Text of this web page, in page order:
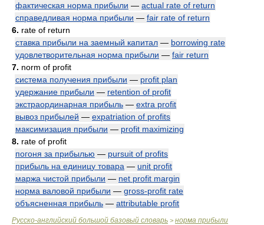
фактическая норма прибыли — actual rate of return
справедливая норма прибыли — fair rate of return
6. rate of return
ставка прибыли на заемный капитал — borrowing rate
удовлетворительная норма прибыли — fair return
7. norm of profit
система получения прибыли — profit plan
удержание прибыли — retention of profit
экстраординарная прибыль — extra profit
вывоз прибылей — expatriation of profits
максимизация прибыли — profit maximizing
8. rate of profit
погоня за прибылью — pursuit of profits
прибыль на единицу товара — unit profit
маржа чистой прибыли — net profit margin
норма валовой прибыли — gross-profit rate
объясненная прибыль — attributable profit
Русско-английский большой базовый словарь > норма прибыли